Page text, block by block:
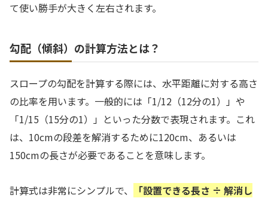
て使い勝手が大きく左右されます。
勾配（傾斜）の計算方法とは？
スロープの勾配を計算する際には、水平距離に対する高さ
の比率を用います。一般的には「1/12（12分の1）」や
「1/15（15分の1）」といった分数で表現されます。これ
は、10cmの段差を解消するために120cm、あるいは
150cmの長さが必要であることを意味します。
計算式は非常にシンプルで、
「設置できる長さ ÷ 解消し